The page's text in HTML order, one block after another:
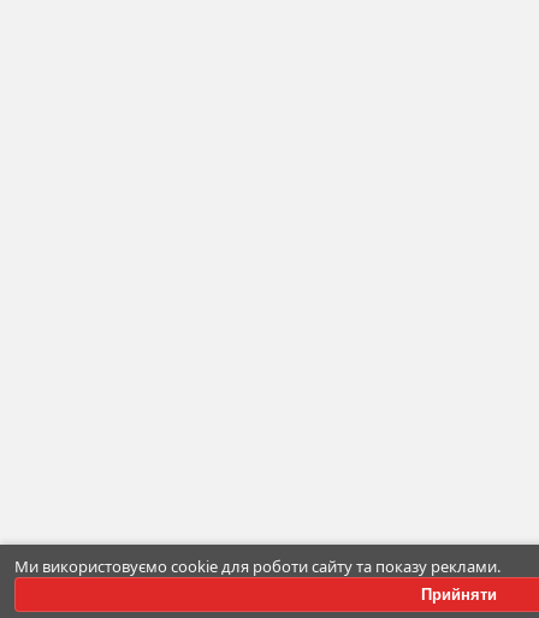
Ми використовуємо cookie для роботи сайту та показу реклами.
Прийняти